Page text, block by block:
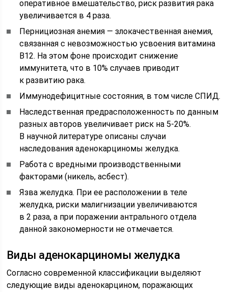
оперативное вмешательство, риск развития рака
увеличивается в 4 раза.
Пернициозная анемия — злокачественная анемия,
связанная с невозможностью усвоения витамина
В12. На этом фоне происходит снижение
иммунитета, что в 10% случаев приводит
к развитию рака.
Иммунодефицитные состояния, в том числе СПИД.
Наследственная предрасположенность по данным
разных авторов увеличивает риск на 5-20%.
В научной литературе описаны случаи
наследования аденокарциномы желудка.
Работа с вредными производственными
факторами (никель, асбест).
Язва желудка. При ее расположении в теле
желудка, риски малигнизации увеличиваются
в 2 раза, а при поражении антрального отдела
данной закономерности не отмечается.
Виды аденокарциномы желудка
Согласно современной классификации выделяют
следующие виды аденокарцином, поражающих